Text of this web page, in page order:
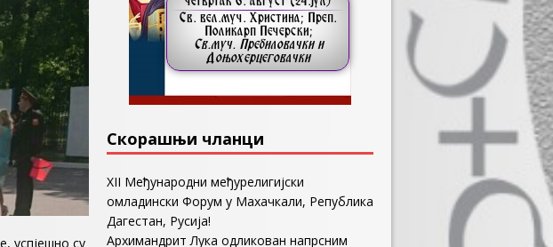
успјешно су
Скорашњи чланци
ХII Међународни међурелигијски
омладински Форум у Махачкали, Република
Дагестан, Русија!
Архимандрит Лука одликован напрсним